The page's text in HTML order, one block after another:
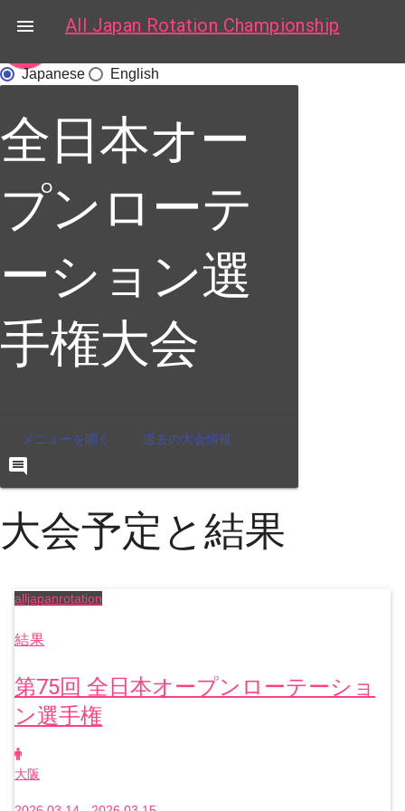
 All Japan Rotation Championship
Japanese English
全日本オー
プンローテ
ーション選
手権大会
メニューを開く 過去の大会情報
comment
大会予定と結果
alljapanrotation
結果
第75回 全日本オープンローテーショ
ン選手権
大阪